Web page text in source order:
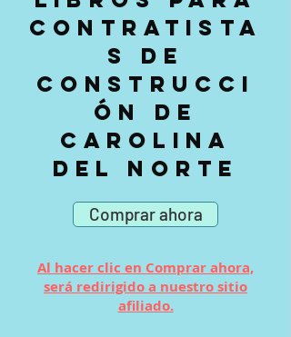
contratista
s de
construcci
ón de
Carolina
del Norte
Comprar ahora
Al hacer clic en Comprar ahora,
será redirigido a nuestro sitio
afiliado.